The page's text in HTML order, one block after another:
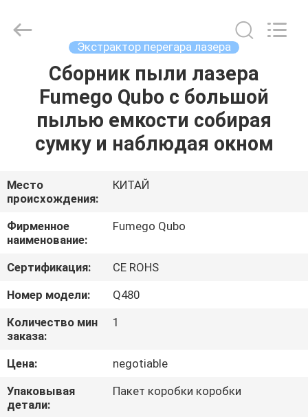
ПРОДУКТЫ
НАС
ПУТЕШЕСТВИЕ
ФАБРИКИ
ПРОВЕРКА
КАЧЕСТВА
СВЯЖИТЕСЬ
МЫ
Rights
Экстрактор перегара лазера
Сборник пыли лазера
Fumego Qubo с большой
пылью емкости собирая
сумку и наблюдая окном
Место
происхождения:
КИТАЙ
Фирменное
наименование:
Fumego Qubo
Сертификация:
CE ROHS
Номер модели:
Q480
Количество мин
заказа:
1
Цена:
negotiable
Упаковывая
детали:
Пакет коробки коробки